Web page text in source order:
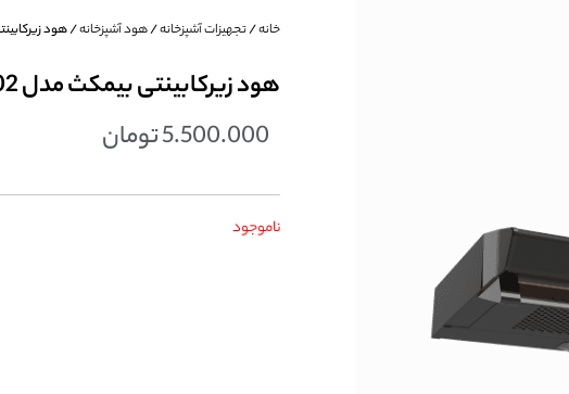
خانه/تجهیزات آشپزخانه/هود آشپزخانه/ هود
هود زیرکابینتی بیمکث مدل 4002
5.500.000تومان
ناموجود